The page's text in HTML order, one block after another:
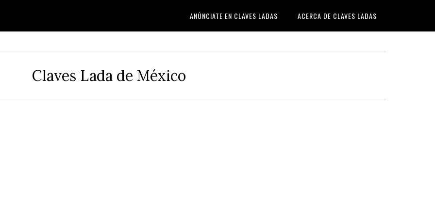
ANÚNCIATE EN CLAVES LADAS ACERCA DE CLAVES LADAS
Claves Lada de México